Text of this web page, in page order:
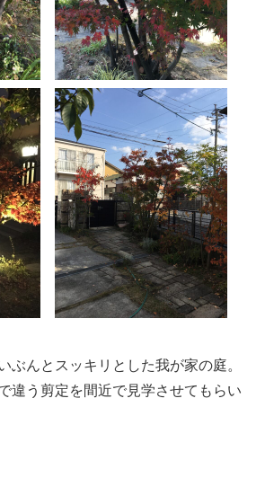
ぶんとスッキリとした我が家の庭。
違う剪定を間近で見学させてもらい